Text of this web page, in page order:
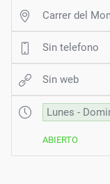
Carrer del
Sin telefono
Sin web
Lunes -
ABIERTO